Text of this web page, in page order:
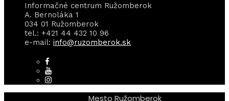
Informačné centrum Ružomberok
A. Bernoláka 1
034 01 Ružomberok
tel.: +421 44 432 10 96
e-mail: info@ruzomberok.sk
Mesto Ružomberok